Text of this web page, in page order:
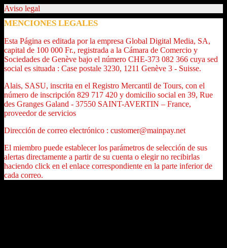
Aviso legal
MENCIONES LEGALES
Esta Página es editada por la empresa Global Digital Media, SA,
capital de 100 000 Fr., registrada a la Cámara de Comercio y
Sociedades de Genève bajo el número CHE-373 082 366 cuya sed
social es situada : Case postale 3230, 1211 Genève 3 - Suisse.
Alais, SASU, inscrita en el Registro Mercantil de Tours, con el
número de inscripción 829 717 420 y domicilio social en 39, Rue
des Granges Galand - 37550 SAINT-AVERTIN – France,
proveedor de servicios
Dirección de correo electrónico : customer@mainpay.net
El miembro puede establecer los parámetros de selección de sus
alertas directamente a partir de su cuenta o elegir no recibirlas
haciendo click en el enlace correspondiente en la parte inferior de
cada correo.